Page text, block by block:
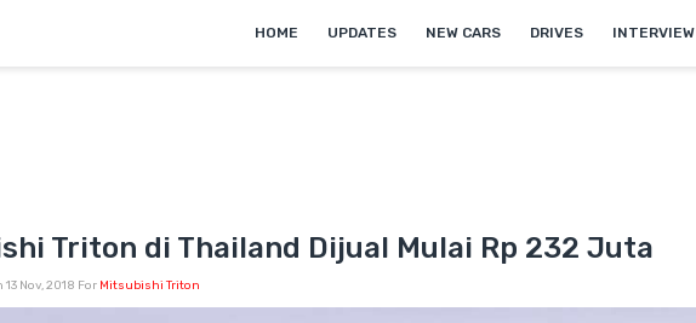
HOME UPDATES NEW CARS DRIVES INTERVIEW
Triton di Thailand Dijual Mulai Rp 232 Juta
13 Nov, 2018 For Mitsubishi Triton